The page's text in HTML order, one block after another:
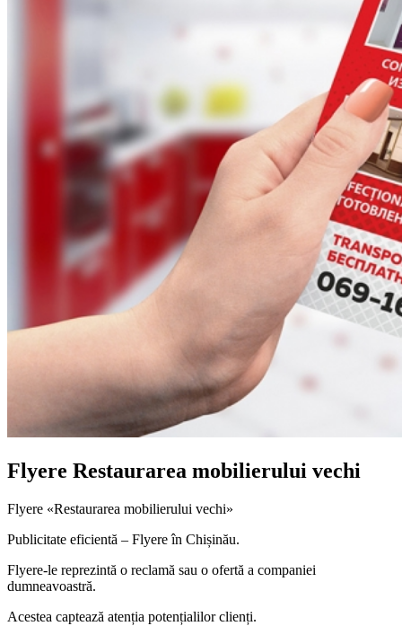
Flyere Restaurarea mobilierului vechi
Flyere «Restaurarea mobilierului vechi»
Publicitate eficientă – Flyere în Chișinău.
Flyere-le reprezintă o reclamă sau o ofertă a companiei
dumneavoastră.
Acestea captează atenția potențialilor clienți.